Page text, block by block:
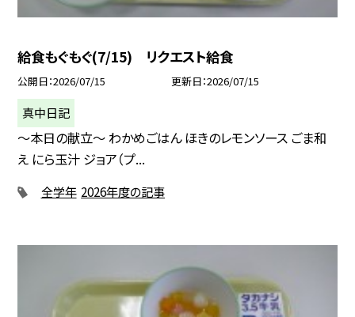
給食もぐもぐ(7/15) リクエスト給食
公開日 2026/07/15 更新日 2026/07/15
真中日記
〜本日の献立〜 わかめごはん ほきのレモンソース ごま和
え にら玉汁 ジョア（プ...
全学年 2026年度の記事